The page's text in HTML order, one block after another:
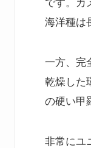
です。カ
海洋種は
一方、完
乾燥した
の硬い甲
非常にユ